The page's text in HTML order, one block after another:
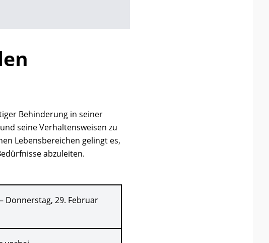
Behinderung in seiner
seine Verhaltensweisen zu
Lebensbereichen gelingt es,
abzuleiten.
Donnerstag, 29. Februar